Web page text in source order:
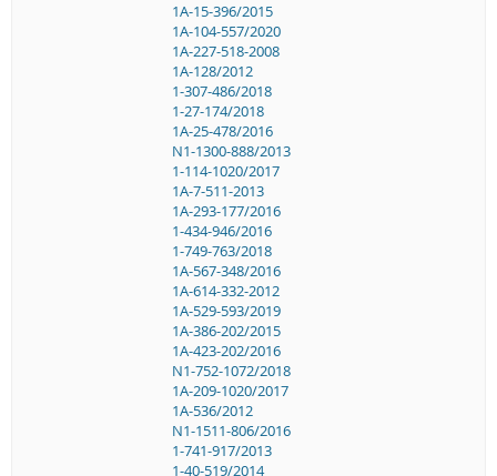
1A-15-396/2015
1A-104-557/2020
1A-227-518-2008
1A-128/2012
1-307-486/2018
1-27-174/2018
1A-25-478/2016
N1-1300-888/2013
1-114-1020/2017
1A-7-511-2013
1A-293-177/2016
1-434-946/2016
1-749-763/2018
1A-567-348/2016
1A-614-332-2012
1A-529-593/2019
1A-386-202/2015
1A-423-202/2016
N1-752-1072/2018
1A-209-1020/2017
1A-536/2012
N1-1511-806/2016
1-741-917/2013
1-40-519/2014